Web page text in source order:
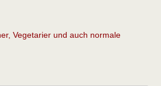
Vegetarier und auch normale